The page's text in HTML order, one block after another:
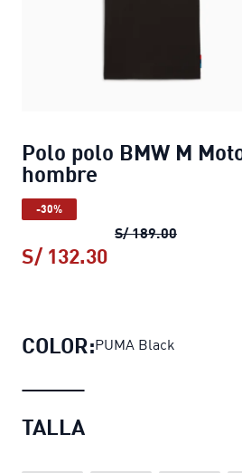
Polo polo BMW M
hombre
-30%
S/ 189.00Polo
S/ 132.30
COLOR:PUMA Black
TALLA